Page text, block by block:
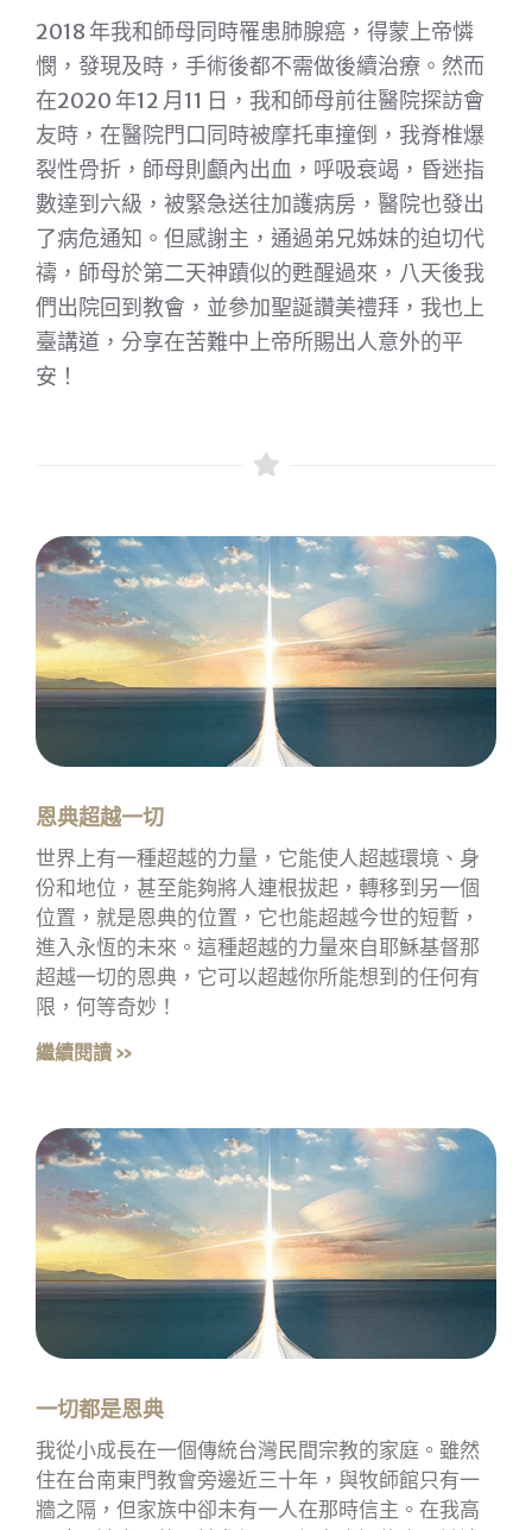
2018 年我和師母同時罹患肺腺癌，得蒙上帝憐
憫，發現及時，手術後都不需做後續治療。然而
在2020 年12 月11 日，我和師母前往醫院探訪會
友時，在醫院門口同時被摩托車撞倒，我脊椎爆
裂性骨折，師母則顱內出血，呼吸衰竭，昏迷指
數達到六級，被緊急送往加護病房，醫院也發出
了病危通知。但感謝主，通過弟兄姊妹的迫切代
禱，師母於第二天神蹟似的甦醒過來，八天後我
們出院回到教會，並參加聖誕讚美禮拜，我也上
臺講道，分享在苦難中上帝所賜出人意外的平
安！
恩典超越一切
世界上有一種超越的力量，它能使人超越環境、身
份和地位，甚至能夠將人連根拔起，轉移到另一個
位置，就是恩典的位置，它也能超越今世的短暫，
進入永恆的未來。這種超越的力量來自耶穌基督那
超越一切的恩典，它可以超越你所能想到的任何有
限，何等奇妙！
繼續閱讀 »
一切都是恩典
我從小成長在一個傳統台灣民間宗教的家庭。雖然
住在台南東門教會旁邊近三十年，與牧師館只有一
牆之隔，但家族中卻未有一人在那時信主。在我高